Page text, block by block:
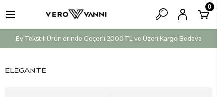
Ev Tekstili Ürünlerinde Geçerli 2000 TL ve Üzeri Kargo Bedava
0
ELEGANTE